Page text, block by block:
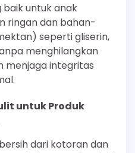
baik untuk anak
ringan dan bahan-
seperti gliserin,
menghilangkan
menjaga integritas
untuk Produk
dari kotoran dan